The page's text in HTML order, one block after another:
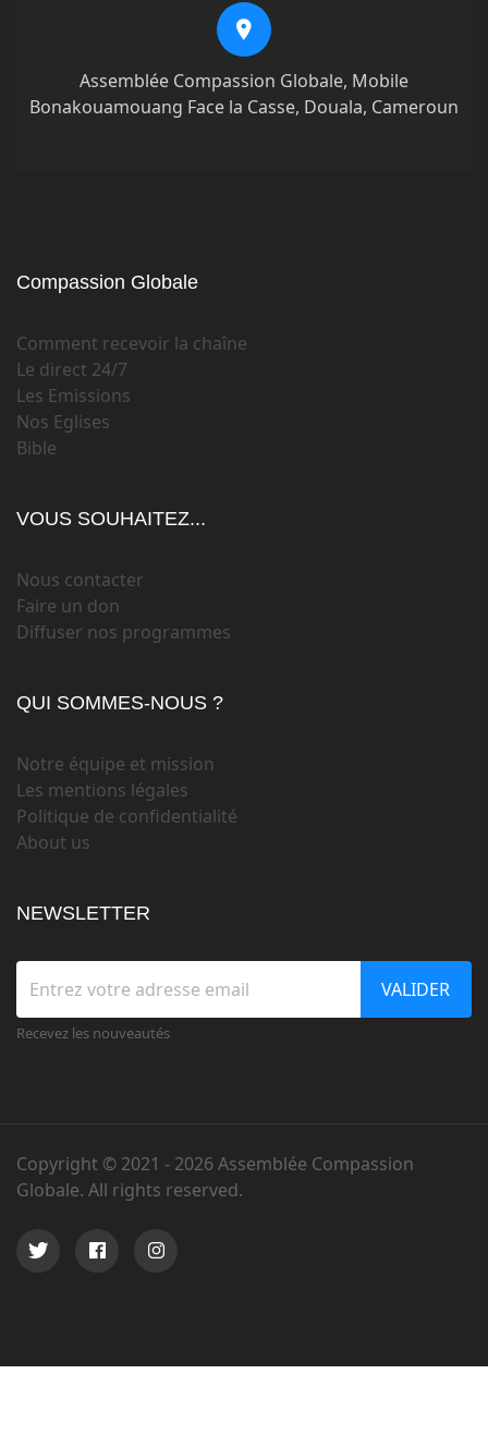
Assemblée Compassion Globale, Mobile
Bonakouamouang Face la Casse, Douala, Cameroun
Compassion Globale
Comment recevoir la chaîne
Le direct 24/7
Les Emissions
Nos Eglises
Bible
VOUS SOUHAITEZ...
Nous contacter
Faire un don
Diffuser nos programmes
QUI SOMMES-NOUS ?
Notre équipe et mission
Les mentions légales
Politique de confidentialité
About us
NEWSLETTER
VALIDER
Recevez les nouveautés
Copyright © 2021 - 2026 Assemblée Compassion
Globale. All rights reserved.